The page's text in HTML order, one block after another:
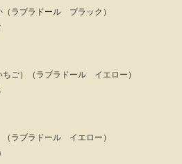
ラブラドール ブラック）
ご）（ラブラドール イエロー）
ラブラドール イエロー）